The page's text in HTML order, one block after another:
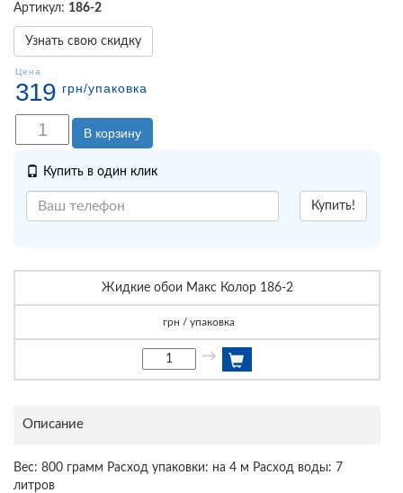
Артикул: 186-2
Узнать свою скидку
Цена
319 грн/упаковка
В корзину
Купить в один клик
Купить!
Жидкие обои Макс Колор 186-2
грн / упаковка
→
Описание
Вес: 800 грамм Расход упаковки: на 4 м Расход воды: 7
литров